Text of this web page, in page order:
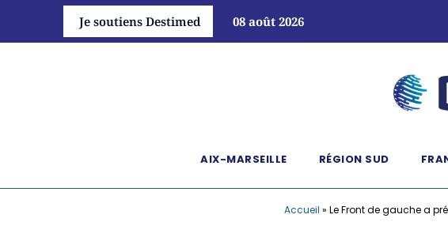
Je soutiens Destimed 08 août 2026
AIX-MARSEILLE RÉGION SUD
Accueil » Le Front de gauche a